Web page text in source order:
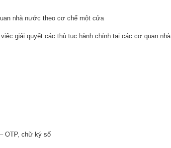
nhà nước theo cơ chế một cửa
giải quyết các thủ tục hành chính tại các cơ quan nhà
OTP, chữ ký số